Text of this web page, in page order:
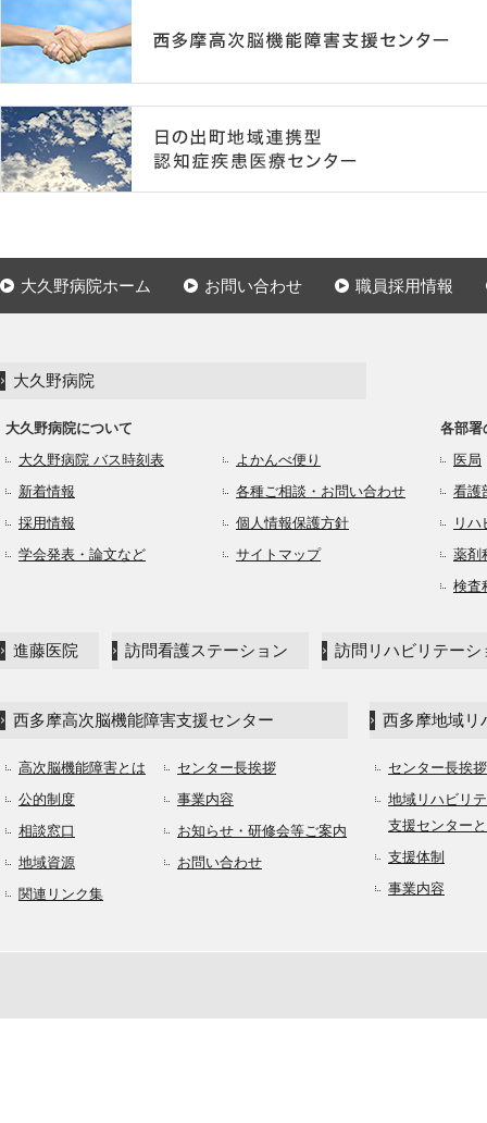
大久野病院ホーム お問い合わせ 職員採用情報
大久野病院
大久野病院について
大久野病院 バス時刻表
よかんべ便り
新着情報
各種ご相談・お問い合わせ
採用情報
個人情報保護方針
学会発表・論文など
サイトマップ
各部署
医局
看護
リ
薬剤
検査
進藤医院 訪問看護ステーション 訪問リハビリテーシ
西多摩高次脳機能障害支援センター
高次脳機能障害とは
公的制度
相談窓口
地域資源
関連リンク集
センター長挨拶
事業内容
お知らせ・研修会等ご案内
お問い合わせ
西多摩地域リ
センター長挨拶
地域リハビリ
支援センター
支援体制
事業内容